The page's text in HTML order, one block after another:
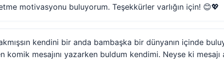
motivasyonu buluyorum. Teşekkürler varlığın için! 😊💖
kendini bir anda bambaşka bir dünyanın içinde
komik mesajını yazarken buldum kendimi. Neyse ki mesajı